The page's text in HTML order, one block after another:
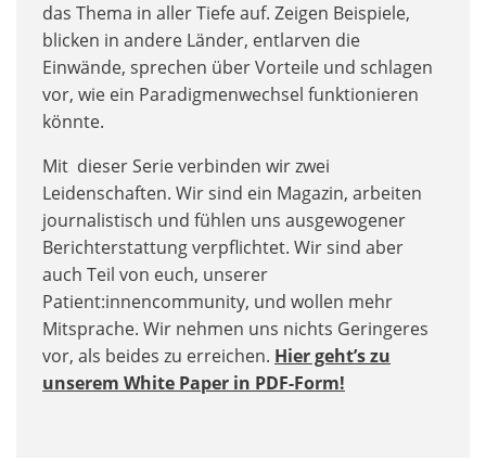
das Thema in aller Tiefe auf. Zeigen Beispiele,
blicken in andere Länder, entlarven die
Einwände, sprechen über Vorteile und schlagen
vor, wie ein Paradigmenwechsel funktionieren
könnte.
Mit dieser Serie verbinden wir zwei
Leidenschaften. Wir sind ein Magazin, arbeiten
journalistisch und fühlen uns ausgewogener
Berichterstattung verpflichtet. Wir sind aber
auch Teil von euch, unserer
Patient:innencommunity, und wollen mehr
Mitsprache. Wir nehmen uns nichts Geringeres
vor, als beides zu erreichen. Hier geht’s zu
unserem White Paper in PDF-Form!